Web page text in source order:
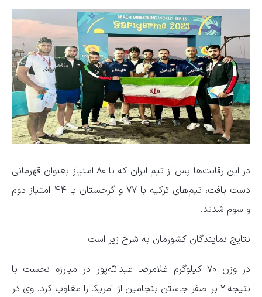
در این رقابت‌ها پس از تیم ایران که با ۸۰ امتیاز بعنوان قهرمانی
دست یافت، تیم‌های ترکیه با ۷۷ و گرجستان با ۴۴ امتیاز دوم
و سوم شدند.
نتایج نمایندگان کشورمان به شرح زیر است:
در وزن ۷۰ کیلوگرم غلامرضا عبدالله‌پور در مبارزه نخست با
نتیجه ۲ بر صفر جاستن بنجامین از آمریکا را مغلوب کرد. وی در